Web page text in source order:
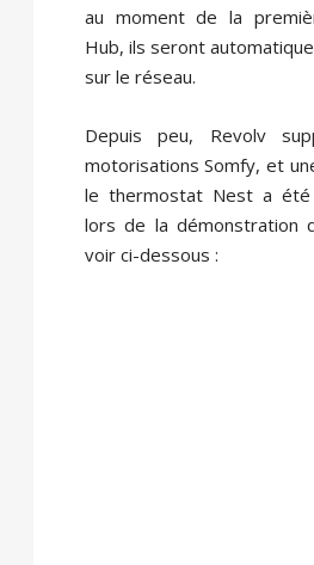
au moment de la
Hub, ils seront
sur le réseau.
Depuis peu, Revolv
motorisations Somfy, et
le thermostat Nest a été
lors de la démonstration
voir ci-dessous :